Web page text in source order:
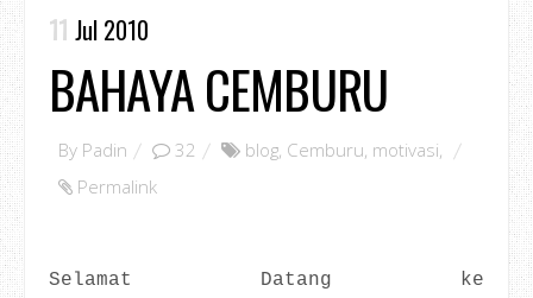
11 Jul 2010
BAHAYA CEMBURU
By Padin 32 blog, Cemburu, motivasi,
Permalink
Selamat Datang ke